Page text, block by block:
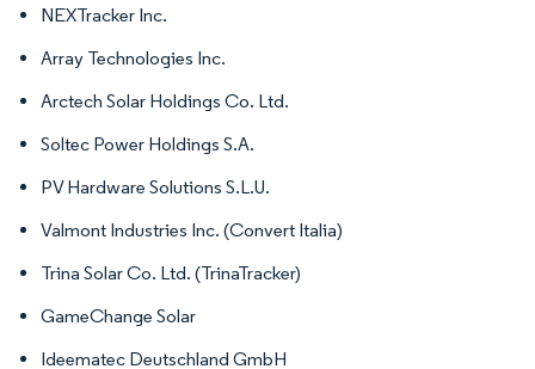
NEXTracker Inc.
Array Technologies Inc.
Arctech Solar Holdings Co. Ltd.
Soltec Power Holdings S.A.
PV Hardware Solutions S.L.U.
Valmont Industries Inc. (Convert Italia)
Trina Solar Co. Ltd. (TrinaTracker)
GameChange Solar
Ideematec Deutschland GmbH